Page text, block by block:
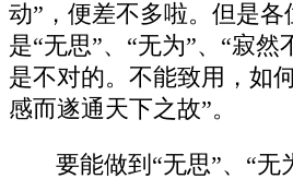
动”，便差不多啦。但是各
是“无思”、“无为”、“寂然
是不对的。不能致用，如
感而遂通天下之故”。
要能做到“无思”、“无